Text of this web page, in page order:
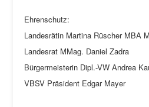
Ehrenschutz:
Landesrätin Martina Rüscher MBA
Landesrat MMag. Daniel Zadra
Bürgermeisterin Dipl.-VW Andrea
VBSV Präsident Edgar Mayer